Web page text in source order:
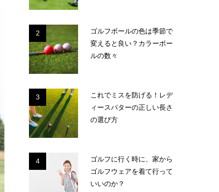
2
ゴルフボールの色は季節で
変えると良い？カラーボー
ルの数々
3
これでミスを防げる！レデ
ィースパターの正しい長さ
の選び方
4
ゴルフに行く時に、家から
ゴルフウェアを着て行って
いいのか？